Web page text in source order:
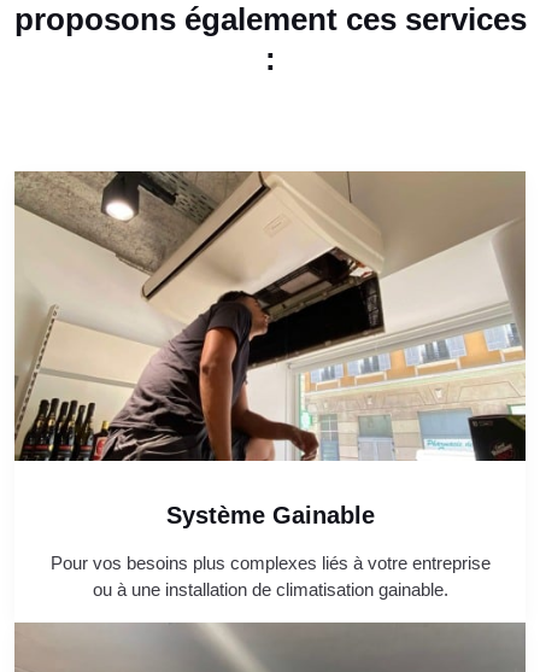
proposons également ces services
:
Système Gainable
Pour vos besoins plus complexes liés à votre entreprise
ou à une installation de climatisation gainable.